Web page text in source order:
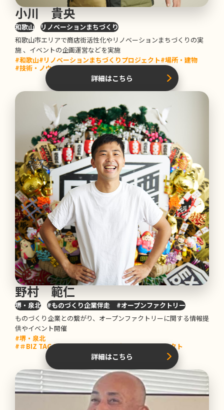
小川 貴央
和歌山
リノベーションまちづくり
和歌山市エリアで商店街活性化やリノベーションまちづくりの実
施 、イベントの企画運営などを実施
#和歌山#リノベーションまちづくりプロジェクト#場所・建物
#技術・ノウハウ#コンテンツ
詳細はこちら
野村 範仁
堺・泉北
#ものづくり企業伴走 #オープンファクトリー
ものづくり企業との繋がり、オープンファクトリーに関する情報提
供やイベント開催
#堺・泉北
#＃BIZ TAG NANKAI（沿線企業魅力共創）プロジェクト
詳細はこちら